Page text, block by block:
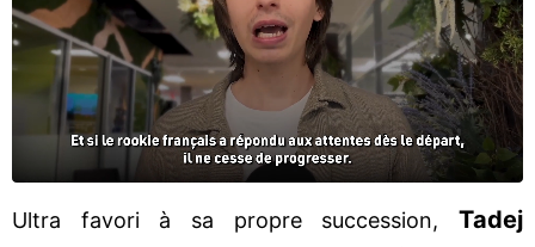
Ultra favori à sa propre succession, Tadej